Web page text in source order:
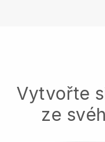
Vytvořte
ze